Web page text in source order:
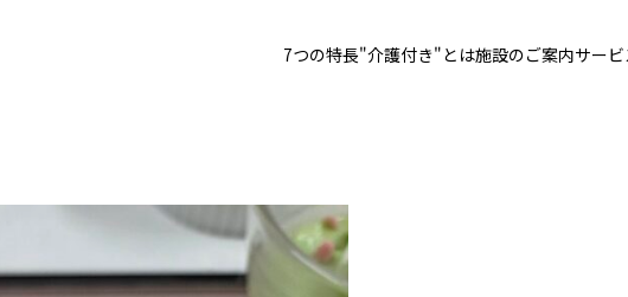
7つの特長"介護付き"とは施設のご案内サー